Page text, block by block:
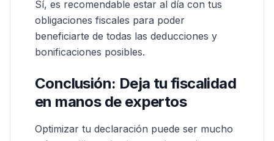
Sí, es recomendable estar al día con tus
obligaciones fiscales para poder
beneficiarte de todas las deducciones y
bonificaciones posibles.
Conclusión: Deja tu fiscalidad
en manos de expertos
Optimizar tu declaración puede ser mucho